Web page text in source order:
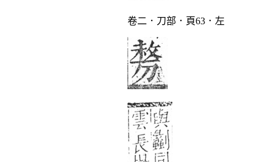
卷二．刀部．頁63．左